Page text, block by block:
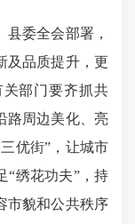
委全会部署，
及品质提升，更
部门要齐抓共
路周边美化、亮
优街”，让城市
“绣花功夫”，持
市貌和公共秩序